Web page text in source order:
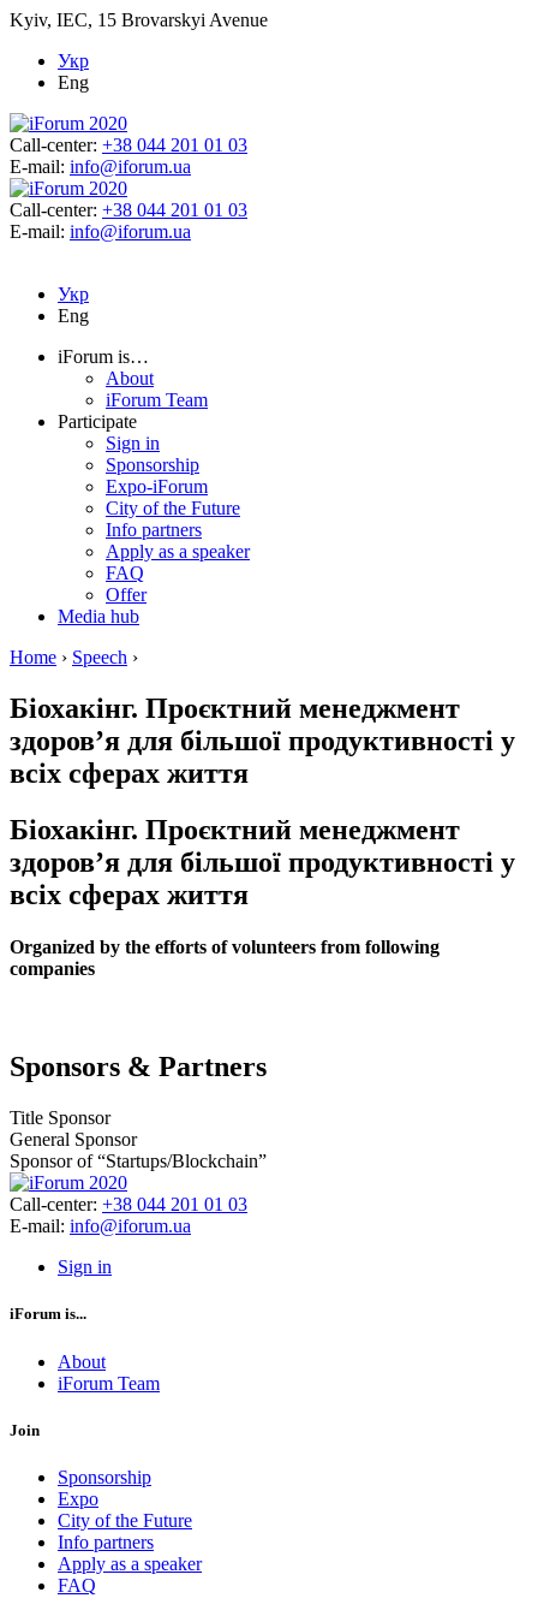
Kyiv, IEC, 15 Brovarskyi Avenue
Укр
Eng
Call-center: +38 044 201 01 03
E-mail: info@iforum.ua
Call-center: +38 044 201 01 03
E-mail: info@iforum.ua
Укр
Eng
iForum is…
About
iForum Team
Participate
Sign in
Sponsorship
Expo-iForum
City of the Future
Info partners
Apply as a speaker
FAQ
Offer
Media hub
Home › Speech ›
Біохакінг. Проєктний менеджмент
здоров’я для більшої продуктивності у
всіх сферах життя
Біохакінг. Проєктний менеджмент
здоров’я для більшої продуктивності у
всіх сферах життя
Organized by the efforts of volunteers from following
companies
Sponsors & Partners
Title Sponsor
General Sponsor
Sponsor of “Startups/Blockchain”
Call-center: +38 044 201 01 03
E-mail: info@iforum.ua
Sign in
iForum is...
About
iForum Team
Join
Sponsorship
Expo
City of the Future
Info partners
Apply as a speaker
FAQ